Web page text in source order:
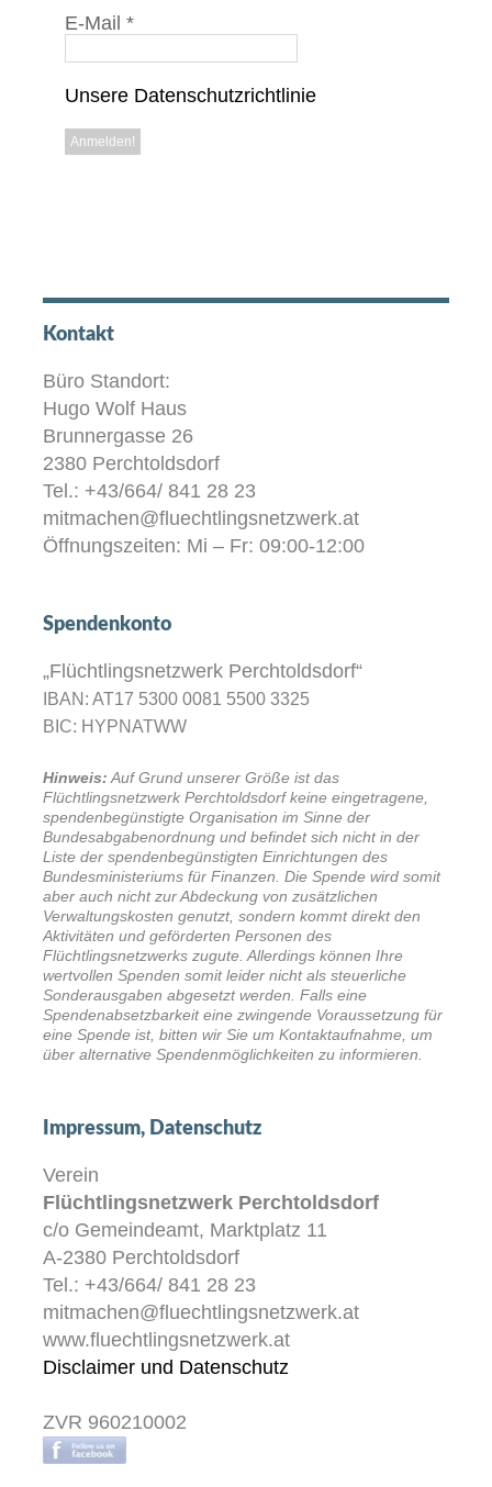
E-Mail *
Unsere Datenschutzrichtlinie
Kontakt
Büro Standort:
Hugo Wolf Haus
Brunnergasse 26
2380 Perchtoldsdorf
Tel.: +43/664/ 841 28 23
mitmachen@fluechtlingsnetzwerk.at
Öffnungszeiten: Mi – Fr: 09:00-12:00
Spendenkonto
„Flüchtlingsnetzwerk Perchtoldsdorf“
IBAN: AT17 5300 0081 5500 3325
BIC: HYPNATWW
Hinweis: Auf Grund unserer Größe ist das
Flüchtlingsnetzwerk Perchtoldsdorf keine eingetragene,
spendenbegünstigte Organisation im Sinne der
Bundesabgabenordnung und befindet sich nicht in der
Liste der spendenbegünstigten Einrichtungen des
Bundesministeriums für Finanzen. Die Spende wird somit
aber auch nicht zur Abdeckung von zusätzlichen
Verwaltungskosten genutzt, sondern kommt direkt den
Aktivitäten und geförderten Personen des
Flüchtlingsnetzwerks zugute. Allerdings können Ihre
wertvollen Spenden somit leider nicht als steuerliche
Sonderausgaben abgesetzt werden. Falls eine
Spendenabsetzbarkeit eine zwingende Voraussetzung für
eine Spende ist, bitten wir Sie um Kontaktaufnahme, um
über alternative Spendenmöglichkeiten zu informieren.
Impressum, Datenschutz
Verein
Flüchtlingsnetzwerk Perchtoldsdorf
c/o Gemeindeamt, Marktplatz 11
A-2380 Perchtoldsdorf
Tel.: +43/664/ 841 28 23
mitmachen@fluechtlingsnetzwerk.at
www.fluechtlingsnetzwerk.at
Disclaimer und Datenschutz
ZVR 960210002